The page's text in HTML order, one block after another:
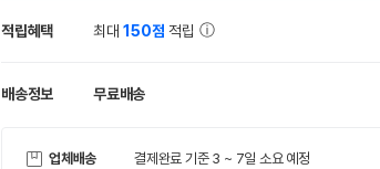
적립혜택 최대150점 적립
배송정보 무료배송
업체배송 결제완료 기준 3 ~ 7일 소요 예정